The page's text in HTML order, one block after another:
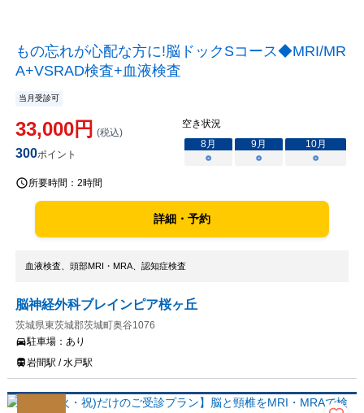
もの忘れが心配な方に!脳ドックSコース◆MRI/MR
A+VSRAD検査+血液検査
当月受診可
33,000円 (税込)
300ポイント
空き状況
8月 9月 10月
○
○ ○
所要時間： 2時間
詳細・予約
血液検査、頭部MRI・MRA、認知症検査
脳神経外科ブレインピア桜ヶ丘
茨城県東茨城郡茨城町奥谷1076
駐車場： あり
岩間駅 / 水戸駅